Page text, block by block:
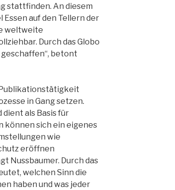
stattfinden. An diesem
auf den Tellern der
weltweite
Durch das Globo
betont
in Gang setzen.
dient als Basis für
können sich ein eigenes
wie
eröffnen
Nussbaumer. Durch das
welchen Sinn die
haben und was jeder